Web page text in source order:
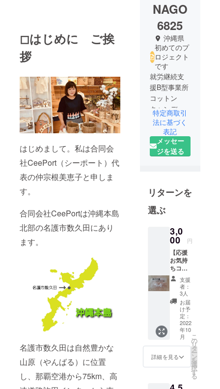
◻はじめに ご挨
拶
はじめまして。私は合同会
社CeePort（シーポート）代
表の仲宗根美恵子と申しま
す。
合同会社CeePortは沖縄本島
北部の名護市数久田にあり
ます。
名護市数久田は自然豊かな
山原（やんばる）に位置
し、那覇空港から75km、高
NAGO
6825
沖縄県
初めてのプ
ロジェクト
です
就労継続支
援B型事業所
コットン
キャンディ
代表の仲宗
根美恵子で
す。
私たちの事
轟の滝や珊
瑚礁のきれ
いな海にも
近い、沖縄
県名護市数
久田にあり
スタッフや
事業所利用
者の皆さん
と一緒に、
やんばるの
自然の中で
品質の良い
綿花を育て
るべく毎日
奮闘中で
特定商取引
法に基づく
表記
メッセー
ジを送る
リターンを
選ぶ
3,0
00 円
【応援
お気持
ちコー
ス】 ・
お礼の
お手紙
・綿花
の種(10
粒入り
１袋)
育て方
説明書
を付け
てお届
けしま
す。来
に種を
支援
者：
3人
お届
け予
定：
2022
年10
月
詳細を見る
こ
の
リ
タ
ー
ン
を
選
択
す
る